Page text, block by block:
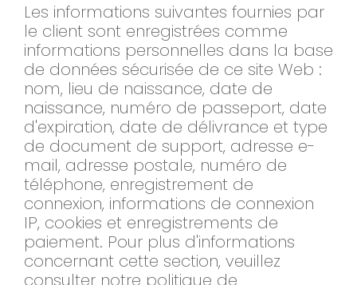
Les informations suivantes fournies par
le client sont enregistrées comme
informations personnelles dans la base
de données sécurisée de ce site Web :
nom, lieu de naissance, date de
naissance, numéro de passeport, date
d'expiration, date de délivrance et type
de document de support, adresse e-
mail, adresse postale, numéro de
téléphone, enregistrement de
connexion, informations de connexion
IP, cookies et enregistrements de
paiement. Pour plus d'informations
concernant cette section, veuillez
consulter notre politique de